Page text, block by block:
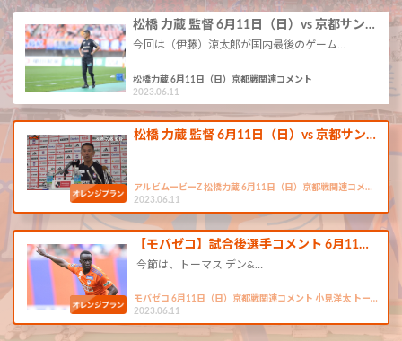
松橋 力蔵 監督 6月11日（日）vs 京都サン…
今回は（伊藤）涼太郎が国内最後のゲーム…
松橋力蔵 6月11日（日）京都戦関連コメント
2023.06.11
松橋 力蔵 監督 6月11日（日）vs 京都サン…
アルビムービーZ 松橋力蔵 6月11日（日）京都戦関連コメ…
2023.06.11
【モバゼコ】試合後選手コメント 6月11…
今節は、トーマス デン&…
モバゼコ 6月11日（日）京都戦関連コメント 小見洋太 トー…
2023.06.11